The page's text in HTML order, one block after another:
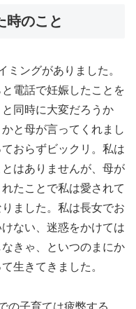
時のこと
ミングがありました。
電話で妊娠したことを
同時に大変だろうか
と母が言ってくれまし
おらずビックリ。私は
はありませんが、母が
たことで私は愛されて
ました。私は長女でお
ない、迷惑をかけては
きゃ、といつのまにか
生きてきました。
の子育ては疲弊する、